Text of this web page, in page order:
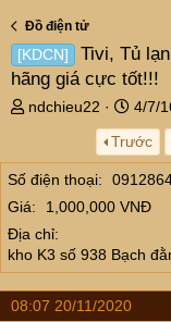
Đồ điện tử
[KDCN]
Tivi, Tủ
hãng giá cực tốt!!!
T
e
a
d
s
t
a
r
t
ndchieu22
N
g
à
y
g
ử
4/7/
Trước
Số điện thoại
Giá
1,000,000 VNĐ
Địa chỉ
kho K3 số 938 Bạch
08:07 20/11/2020